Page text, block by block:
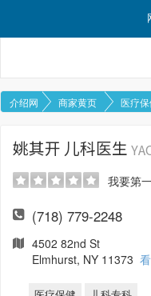
介绍网 商家黄页 医疗保
姚其开 儿科医生
我要第
(718) 779-2248
4502 82nd St
Elmhurst, NY 11373